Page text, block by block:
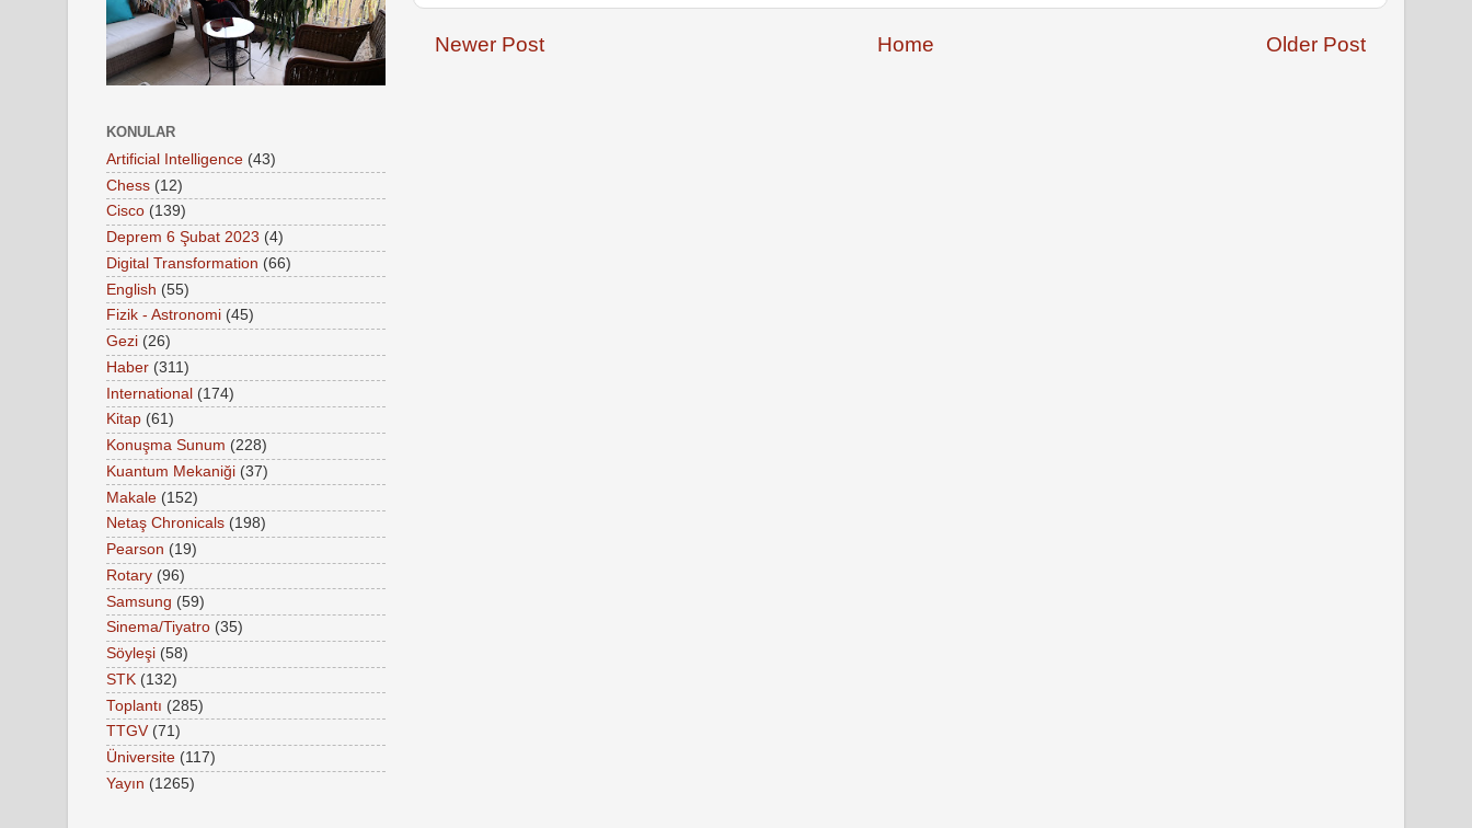
Newer Post Older Post
Home
KONULAR
Artificial Intelligence (43)
Chess (12)
Cisco (139)
Deprem 6 Şubat 2023 (4)
Digital Transformation (66)
English (55)
Fizik - Astronomi (45)
Gezi (26)
Haber (311)
International (174)
Kitap (61)
Konuşma Sunum (228)
Kuantum Mekaniği (37)
Makale (152)
Netaş Chronicals (198)
Pearson (19)
Rotary (96)
Samsung (59)
Sinema/Tiyatro (35)
Söyleşi (58)
STK (132)
Toplantı (285)
TTGV (71)
Üniversite (117)
Yayın (1265)